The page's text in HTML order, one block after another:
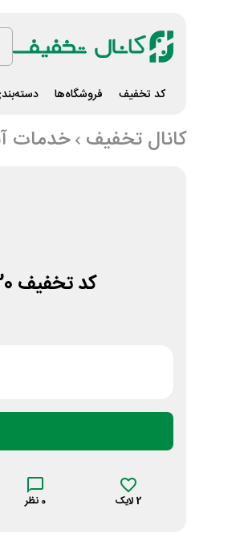
کد تخفیف فروشگاه‌ها
کانال تخفیف خدمات
کد تخفیف 30% خرید اشتراک آسیادی ال
2 لایک 0 نظر